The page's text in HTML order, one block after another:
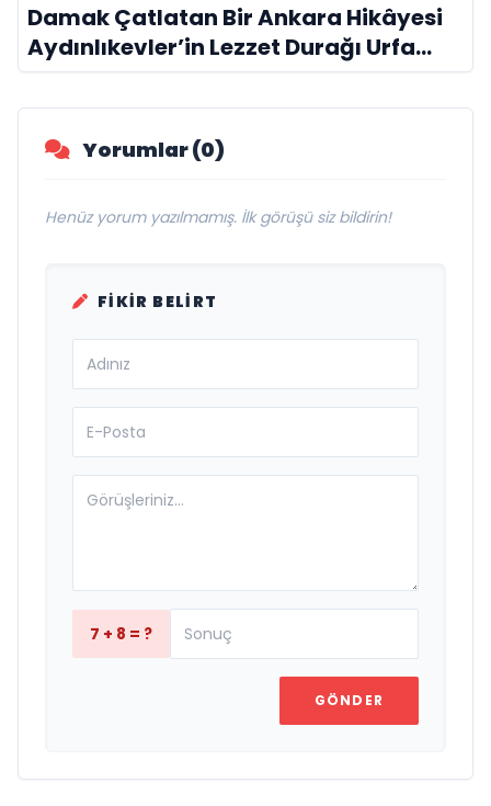
Damak Çatlatan Bir Ankara Hikâyesi
Aydınlıkevler’in Lezzet Durağı Urfa
Damak
Yorumlar (0)
Henüz yorum yazılmamış. İlk görüşü siz bildirin!
FIKIR BELIRT
7 + 8 = ?
GÖNDER